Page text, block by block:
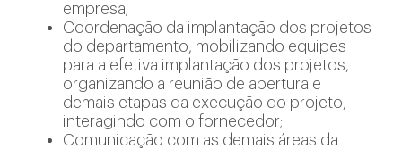
empresa;
Coordenação da implantação dos projetos
do departamento, mobilizando equipes
para a efetiva implantação dos projetos,
organizando a reunião de abertura e
demais etapas da execução do projeto,
interagindo com o fornecedor;
Comunicação com as demais áreas da